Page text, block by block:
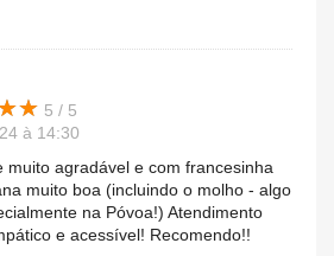
★
★ 5 / 5
à 14:30
muito agradável e com francesinha
muito boa (incluindo o molho - algo
na Póvoa!) Atendimento
e acessível! Recomendo!!